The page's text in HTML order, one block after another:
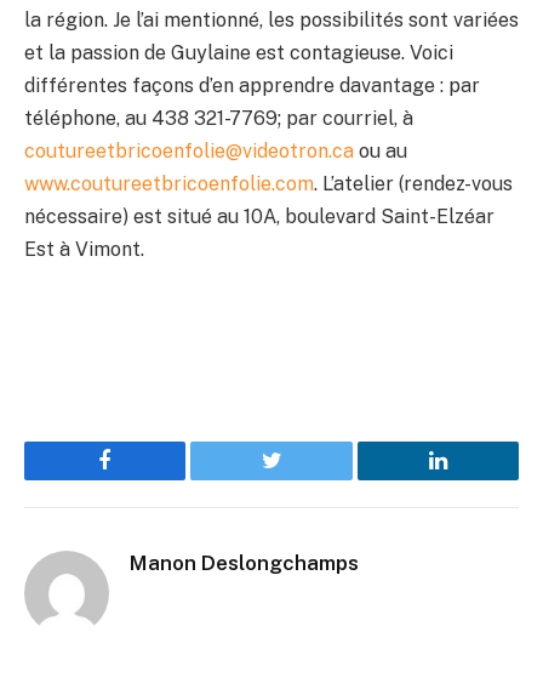
la région. Je l’ai mentionné, les possibilités sont variées
et la passion de Guylaine est contagieuse. Voici
différentes façons d’en apprendre davantage : par
téléphone, au 438 321-7769; par courriel, à
coutureetbricoenfolie@videotron.ca ou au
www.coutureetbricoenfolie.com. L’atelier (rendez-vous
nécessaire) est situé au 10A, boulevard Saint-Elzéar
Est à Vimont.
Facebook Twitter LinkedIn
Manon Deslongchamps